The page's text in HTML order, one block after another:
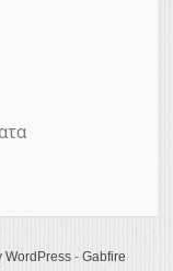
WordPress - Gabfire